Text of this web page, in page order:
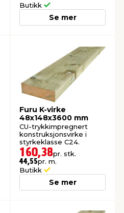
Butikk
Se mer
Furu K-virke
48x148x3600 mm
CU-trykkimpregnert
konstruksjonsvirke i
styrkeklasse C24.
160,38pr. stk.
44,55pr. m.
Butikk
Se mer